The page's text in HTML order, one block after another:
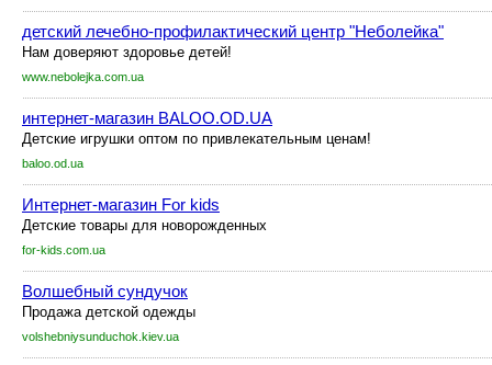
детский лечебно-профилактический центр "Неболейка"
Нам доверяют здоровье детей!
www.nebolejka.com.ua
интернет-магазин BALOO.OD.UA
Детские игрушки оптом по привлекательным ценам!
baloo.od.ua
Интернет-магазин For kids
Детские товары для новорожденных
for-kids.com.ua
Волшебный сундучок
Продажа детской одежды
volshebniysunduchok.kiev.ua